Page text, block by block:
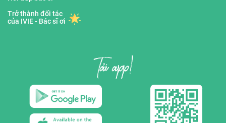
Trở thành đối tác
của IVIE - Bác sĩ ơi